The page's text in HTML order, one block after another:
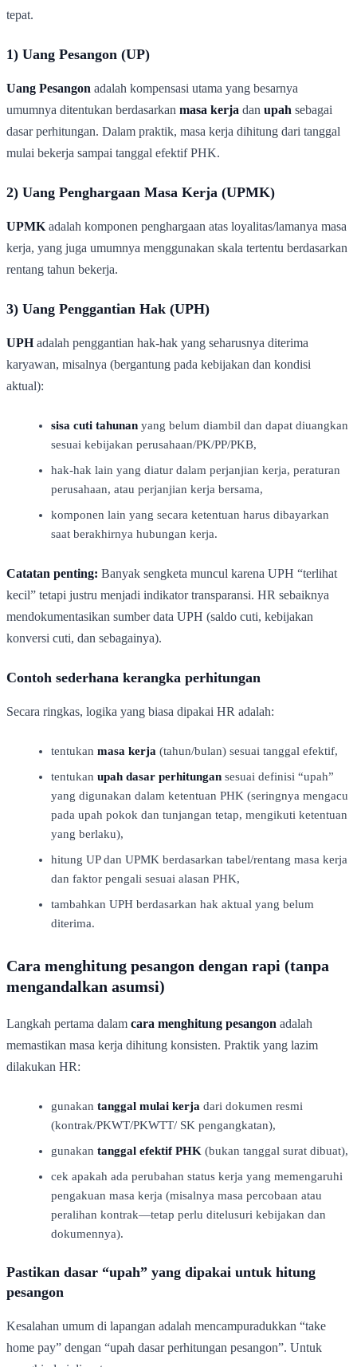
tepat.
1) Uang Pesangon (UP)
Uang Pesangon adalah kompensasi utama yang besarnya
umumnya ditentukan berdasarkan masa kerja dan upah sebagai
dasar perhitungan. Dalam praktik, masa kerja dihitung dari tanggal
mulai bekerja sampai tanggal efektif PHK.
2) Uang Penghargaan Masa Kerja (UPMK)
UPMK adalah komponen penghargaan atas loyalitas/lamanya masa
kerja, yang juga umumnya menggunakan skala tertentu berdasarkan
rentang tahun bekerja.
3) Uang Penggantian Hak (UPH)
UPHadalah penggantian hak-hak yang seharusnya diterima
karyawan, misalnya (bergantung pada kebijakan dan kondisi
aktual):
sisa cuti tahunan yang belum diambil dan dapat diuangkan
sesuai kebijakan perusahaan/PK/PP/PKB,
hak-hak lain yang diatur dalam perjanjian kerja, peraturan
perusahaan, atau perjanjian kerja bersama,
komponen lain yang secara ketentuan harus dibayarkan
saat berakhirnya hubungan kerja.
Catatan penting: Banyak sengketa muncul karena UPH “terlihat
kecil” tetapi justru menjadi indikator transparansi. HR sebaiknya
mendokumentasikan sumber data UPH (saldo cuti, kebijakan
konversi cuti, dan sebagainya).
Contoh sederhana kerangka perhitungan
Secara ringkas, logika yang biasa dipakai HR adalah:
tentukan masa kerja (tahun/bulan) sesuai tanggal efektif,
tentukan upah dasar perhitungan sesuai definisi “upah”
yang digunakan dalam ketentuan PHK (seringnya mengacu
pada upah pokok dan tunjangan tetap, mengikuti ketentuan
yang berlaku),
hitung UP dan UPMK berdasarkan tabel/rentang masa kerja
dan faktor pengali sesuai alasan PHK,
tambahkan UPH berdasarkan hak aktual yang belum
diterima.
Cara menghitung pesangon dengan rapi (tanpa
mengandalkan asumsi)
Langkah pertama dalam cara menghitung pesangon adalah
memastikan masa kerja dihitung konsisten. Praktik yang lazim
dilakukan HR:
gunakan tanggal mulai kerja dari dokumen resmi
(kontrak/PKWT/PKWTT/ SK pengangkatan),
gunakan tanggal efektif PHK (bukan tanggal surat dibuat),
cek apakah ada perubahan status kerja yang memengaruhi
pengakuan masa kerja (misalnya masa percobaan atau
peralihan kontrak—tetap perlu ditelusuri kebijakan dan
dokumennya).
Pastikan dasar “upah” yang dipakai untuk hitung
pesangon
Kesalahan umum di lapangan adalah mencampuradukkan “take
home pay” dengan “upah dasar perhitungan pesangon”. Untuk